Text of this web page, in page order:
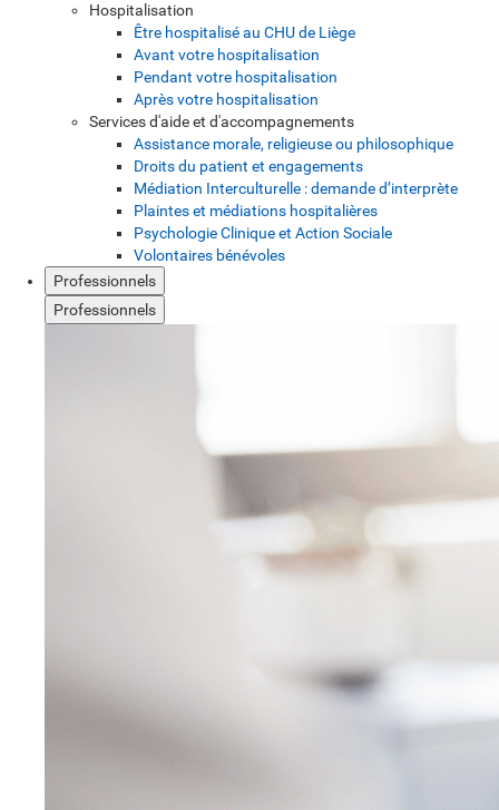
Hospitalisation
Être hospitalisé au CHU de Liège
Avant votre hospitalisation
Pendant votre hospitalisation
Après votre hospitalisation
Services d'aide et d'accompagnements
Assistance morale, religieuse ou philosophique
Droits du patient et engagements
Médiation Interculturelle : demande d’interprète
Plaintes et médiations hospitalières
Psychologie Clinique et Action Sociale
Volontaires bénévoles
Professionnels
Professionnels